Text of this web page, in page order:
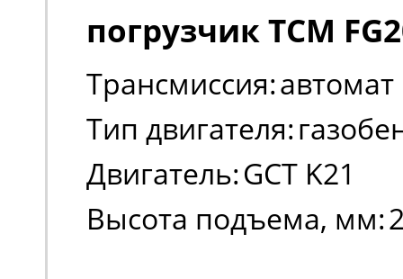
погрузчик TCM
Трансмиссия:автомат
Тип двигателя:
Двигатель:GCT K21
Высота подъема, мм: